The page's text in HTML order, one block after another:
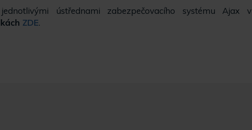
ústřednami zabezpečovacího systému Ajax v
ZDE.